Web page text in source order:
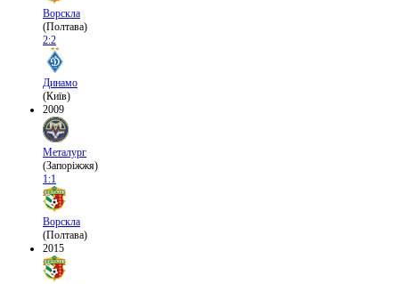
Ворскла
(Полтава)
2:2
Динамо
(Київ)
2009
Металург
(Запоріжжя)
1:1
Ворскла
(Полтава)
2015